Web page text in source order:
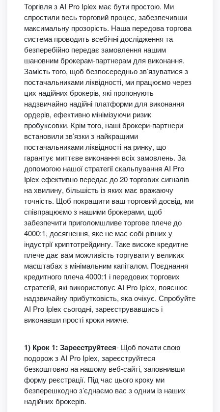
Торгівля з AI Pro Iplex має бути простою. Ми
спростили весь торговий процес, забезпечивши
максимальну прозорість. Наша передова торгова
система проводить всебічні дослідження та
безперебійно передає замовлення нашим
шановним брокерам-партнерам для виконання.
Замість того, щоб безпосередньо зв’язуватися з
постачальниками ліквідності, ми працюємо через
цих надійних брокерів, які пропонують
надзвичайно надійні платформи для виконання
ордерів, ефективно мінімізуючи ризик
пробуксовки. Крім того, наші брокери-партнери
встановили зв’язки з найкращими
постачальниками ліквідності на ринку, що
гарантує миттєве виконання всіх замовлень. За
допомогою нашої стратегії скальпування AI Pro
Iplex ефективно передає до 20 торгових сигналів
на хвилину, більшість із яких має вражаючу
точність. Щоб покращити ваш торговий досвід, ми
співпрацюємо з нашими брокерами, щоб
забезпечити приголомшливе торгове плече до
4000:1, досягнення, яке не має собі рівних у
індустрії криптотрейдингу. Таке високе кредитне
плече дає вам можливість торгувати у великих
масштабах з мінімальним капіталом. Поєднання
кредитного плеча 4000:1 і передових торгових
стратегій, які використовує AI Pro Iplex, пояснює
надзвичайну прибутковість, яка очікує. Спробуйте
AI Pro Iplex сьогодні, зареєструвавшись і
виконавши прості кроки нижче.
1) Крок 1: Зареєструйтеся- Щоб почати свою
подорож з AI Pro Iplex, зареєструйтеся
безкоштовно на нашому веб-сайті, заповнивши
форму реєстрації. Під час цього кроку ми
безперешкодно з’єднаємо вас з одним із наших
надійних брокерів.